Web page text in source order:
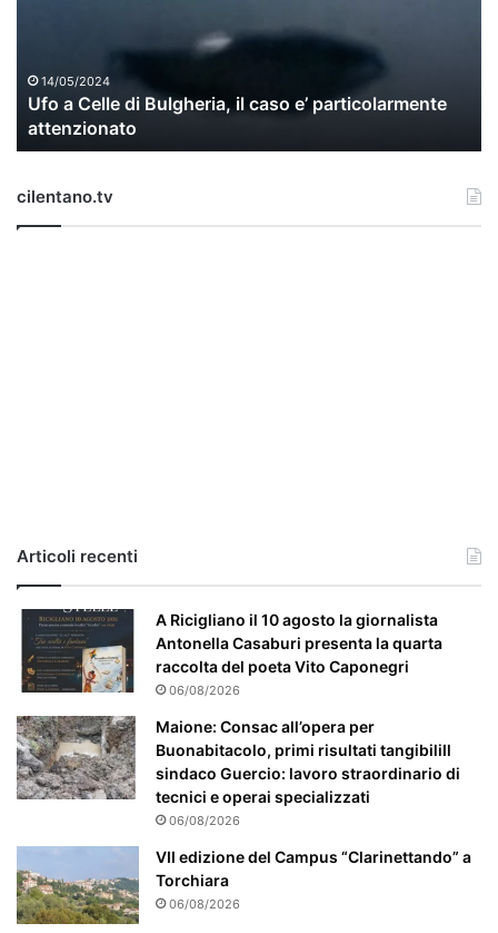
i
u
l
e
p
t
c
o
l
a
n
t
e
14/05/2024
Ufo a Celle di Bulgheria, il caso e’ particolarmente
attenzionato
cilentano.tv
Articoli recenti
A Ricigliano il 10 agosto la giornalista
Antonella Casaburi presenta la quarta
raccolta del poeta Vito Caponegri
06/08/2026
Maione: Consac all’opera per
Buonabitacolo, primi risultati tangibiliIl
sindaco Guercio: lavoro straordinario di
tecnici e operai specializzati
06/08/2026
VII edizione del Campus “Clarinettando” a
Torchiara
06/08/2026